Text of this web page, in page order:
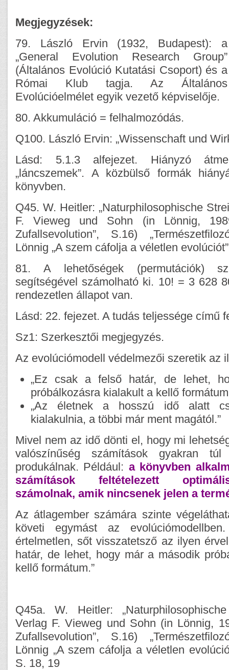
Megjegyzések:
79. László Ervin (1932, Budapest): a
„General Evolution Research Group”
(Általános Evolúció Kutatási Csoport) és a
Római Klub tagja. Az Általános
Evolúcióelmélet egyik vezető képviselője.
80. Akkumuláció = felhalmozódás.
Q100. László Ervin: „Wissenschaft und
Lásd: 5.1.3 alfejezet. Hiányzó
„láncszemek”. A közbülső formák
könyvben.
Q45. W. Heitler: „Naturphilosophische
F. Vieweg und Sohn (in Lönnig,
Zufallsevolution”, S.16)
Lönnig „A szem cáfolja a véletlen
81. A lehetőségek (permutációk)
segítségével számolható ki. 10! = 3 628
rendezetlen állapot van.
Lásd: 22. fejezet. A tudás teljessége című
Sz1: Szerkesztői megjegyzés.
Az evolúciómodell védelmezői szeretik az
„Ez csak a felső határ, de lehet,
próbálkozásra kialakult a kellő
„Az életnek a hosszú idő alatt
kialakulnia, a többi már ment magától.”
Mivel nem az idő dönti el, hogy mi
valószínűség számítások gyakran túl
produkálnak. Például: a könyvben
számítások feltételezett
számolnak, amik nincsenek jelen a
Az átlagember számára szinte
követi egymást az
értelmetlen, sőt visszatetsző az ilyen
határ, de lehet, hogy már a második
kellő formátum.”
Q45a. W. Heitler:
Verlag F. Vieweg und Sohn (in Lönnig,
Zufallsevolution”, S.16)
Lönnig „A szem cáfolja a véletlen
S. 18, 19